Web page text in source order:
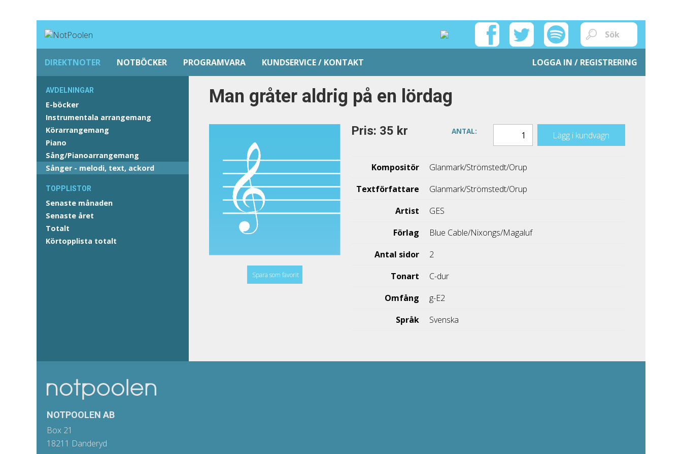
DIREKTNOTER NOTBÖCKER PROGRAMVARA KUNDSERVICE / KONTAKT LOGGA IN / REGISTRERING
AVDELNINGAR
E-böcker
Instrumentala arrangemang
Körarrangemang
Piano
Sång/Pianoarrangemang
Sånger - melodi, text, ackord
TOPPLISTOR
Senaste månaden
Senaste året
Totalt
Körtopplista totalt
Man gråter aldrig på en lördag
Spara som favorit
Pris: 35 kr ANTAL: Lägg i kundvagn
Kompositör
Glanmark/Strömstedt/Orup
Textförfattare
Glanmark/Strömstedt/Orup
Artist
GES
Förlag
Blue Cable/Nixongs/Magaluf
Antal sidor
2
Tonart
C-dur
Omfång
g-E2
Språk
Svenska
NOTPOOLEN AB
Box 21
18211 Danderyd